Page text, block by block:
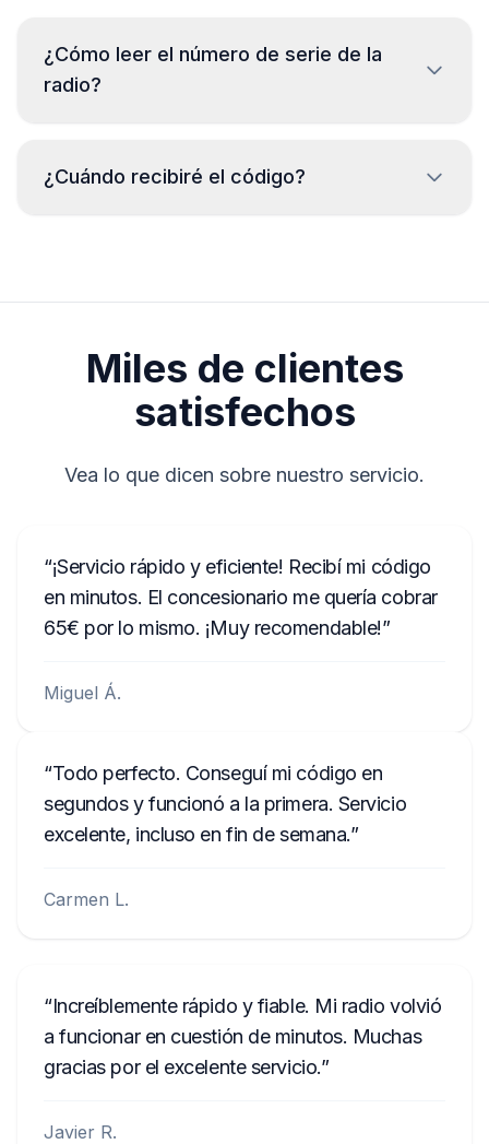
¿Cómo leer el número de serie de la
radio?
necesario desmontarla y leer el código de la etiqueta
de la carcasa. Generalmente, el número de serie se
¿Cuándo recibiré el código?
la hora del día.
Miles de clientes
satisfechos
Vea lo que dicen sobre nuestro servicio.
¡Servicio rápido y eficiente! Recibí mi código
en minutos. El concesionario me quería cobrar
65€ por lo mismo. ¡Muy recomendable!
Miguel Á.
Todo perfecto. Conseguí mi código en
segundos y funcionó a la primera. Servicio
excelente, incluso en fin de semana.
Carmen L.
Increíblemente rápido y fiable. Mi radio volvió
a funcionar en cuestión de minutos. Muchas
gracias por el excelente servicio.
Javier R.